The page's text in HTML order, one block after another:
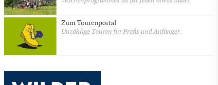
Zum Tourenportal
Unzählige Touren für Profis und Anfänger.